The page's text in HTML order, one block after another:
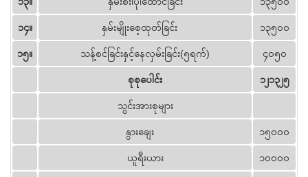
၁၄။ နှမ်းမျိုးစေ့ထုတ်ခြင်း ၁၃၅၀၀
၁၅။ သန့်စင်ခြင်းနှင့်နေလှမ်းခြင်း(၅ရက်) ၄၀၅၀
စုစုပေါင်း ၁၂၁၃၂၅
သွင်းအားစုများ
နွားချေး ၁၅၀၀၀
ယူရီးယား ၁၀၀၀၀